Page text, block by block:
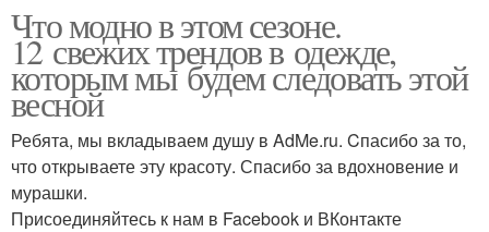
Что модно в этом сезоне.
12 свежих трендов в одежде,
которым мы будем следовать этой
весной
Ребята, мы вкладываем душу в AdMe.ru. Cпасибо за то,
что открываете эту красоту. Спасибо за вдохновение и
мурашки.
Присоединяйтесь к нам в Facebook и ВКонтакте